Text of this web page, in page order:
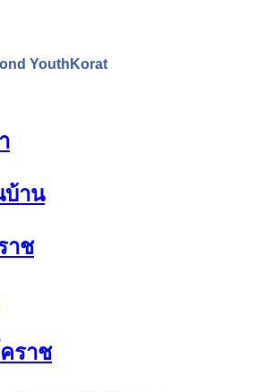
YouthKorat
บ้าน
าช
ราช